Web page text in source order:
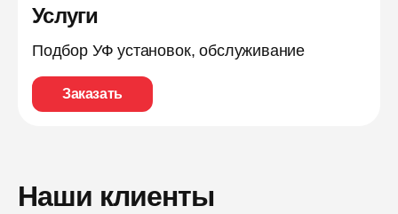
Услуги
Подбор УФ установок, обслуживание
Заказать
Наши клиенты